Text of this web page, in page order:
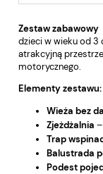
Zestaw zabawowy
dzieci w wieku od 3
atrakcyjną
motorycznego.
Elementy zestawu:
Wieża bez
Zjeżdżalnia
Trap
Balustrada
Podest